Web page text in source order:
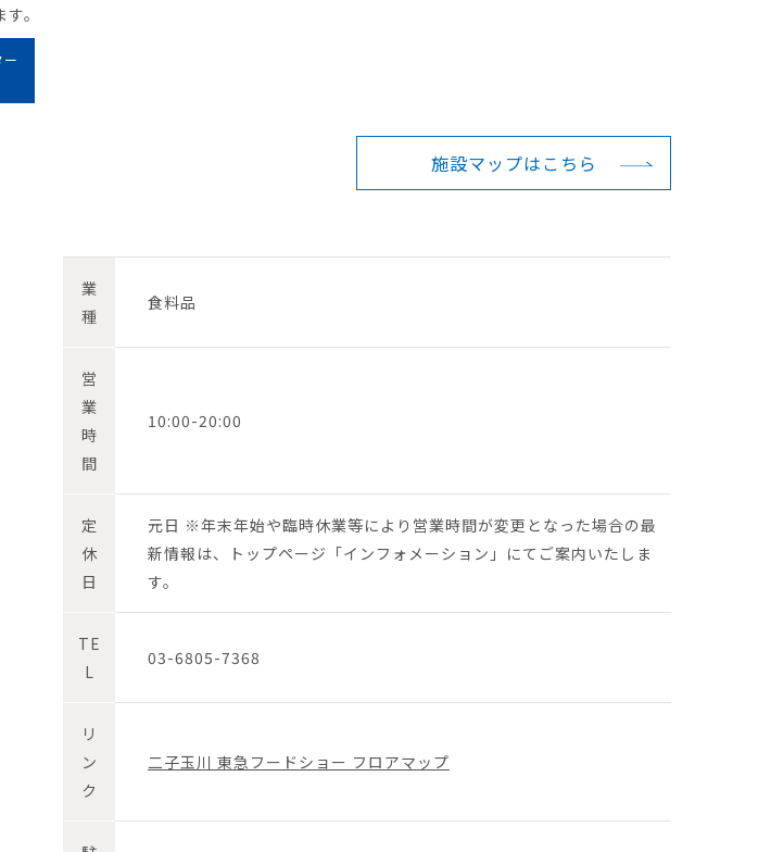
。
施設マップはこちら
業
種
食料品
営
業
時
間
10:00-20:00
定
休
日
元日 ※年末年始や臨時休業等により営業時間が変更となった場合の最
新情報は、トップページ「インフォメーション」にてご案内いたしま
す。
TE
L
03-6805-7368
リ
ン
ク
二子玉川 東急フードショー フロアマップ